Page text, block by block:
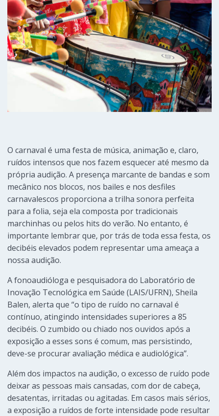
O carnaval é uma festa de música, animação e, claro,
ruídos intensos que nos fazem esquecer até mesmo da
própria audição. A presença marcante de bandas e som
mecânico nos blocos, nos bailes e nos desfiles
carnavalescos proporciona a trilha sonora perfeita
para a folia, seja ela composta por tradicionais
marchinhas ou pelos hits do verão. No entanto, é
importante lembrar que, por trás de toda essa festa, os
decibéis elevados podem representar uma ameaça a
nossa audição.
A fonoaudióloga e pesquisadora do Laboratório de
Inovação Tecnológica em Saúde (LAIS/UFRN), Sheila
Balen, alerta que “o tipo de ruído no carnaval é
contínuo, atingindo intensidades superiores a 85
decibéis. O zumbido ou chiado nos ouvidos após a
exposição a esses sons é comum, mas persistindo,
deve-se procurar avaliação médica e audiológica”.
Além dos impactos na audição, o excesso de ruído pode
deixar as pessoas mais cansadas, com dor de cabeça,
desatentas, irritadas ou agitadas. Em casos mais sérios,
a exposição a ruídos de forte intensidade pode resultar